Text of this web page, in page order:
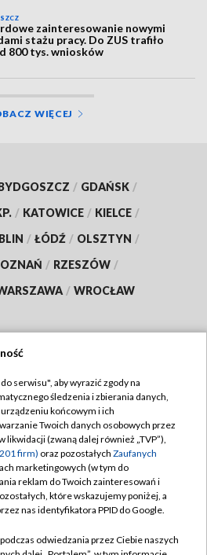
zainteresowanie nowymi
stażu pracy. Do ZUS trafiło
800 tys. wniosków
WIĘCEJ
/ GDAŃSK /
/ KATOWICE / KIELCE /
/ ŁÓDŹ / OLSZTYN /
/ RZESZÓW /
/ WROCŁAW
TVP
TVP
prywatności
Moje zgody
Pomoc
serwisu", aby wyrazić zgody na
śledzenia i zbierania danych,
końcowym i ich
Twoich danych osobowych przez
likwidacji (zwaną dalej również „TVP”),
firm) oraz pozostałych Zaufanych
marketingowych (w tym do
reklam do Twoich zainteresowań i
które wskazujemy poniżej, a
nas identyfikatora PPID do Google.
odwiedzania przez Ciebie naszych